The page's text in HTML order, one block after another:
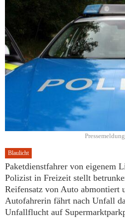
Blaulicht
Paketdienstfahrer von eigenem
Polizist in Freizeit stellt
Reifensatz von Auto abmontiert
Autofahrerin fährt nach Unfall
Unfallflucht auf